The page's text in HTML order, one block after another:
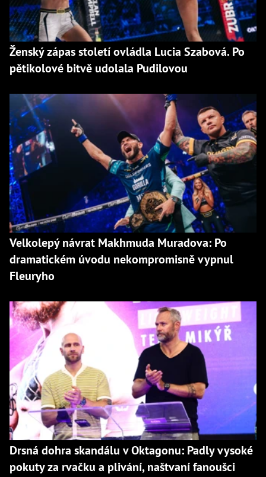
Ženský zápas století ovládla Lucia Szabová. Po
pětikolové bitvě udolala Pudilovou
Velkolepý návrat Makhmuda Muradova: Po
dramatickém úvodu nekompromisně vypnul
Fleuryho
Drsná dohra skandálu v Oktagonu: Padly vysoké
pokuty za rvačku a plivání, naštvaní fanoušci